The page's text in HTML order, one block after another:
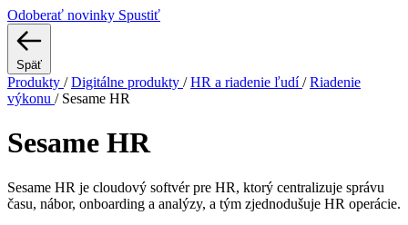
Odoberať novinky Spustiť
Späť
Produkty / Digitálne produkty / HR a riadenie ľudí/ Riadenie
výkonu / Sesame HR
Sesame HR
Sesame HR je cloudový softvér pre HR, ktorý centralizuje správu
času, nábor, onboarding a analýzy, a tým zjednodušuje HR operácie.